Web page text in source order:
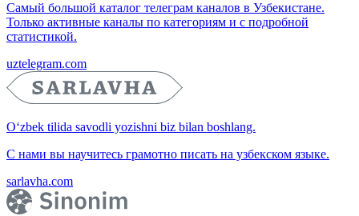
Самый большой каталог телеграм каналов в Узбекистане.
Только активные каналы по категориям и с подробной
статистикой.
uztelegram.com
O‘zbek tilida savodli yozishni biz bilan boshlang.
С нами вы научитесь грамотно писать на узбекском языке.
sarlavha.com